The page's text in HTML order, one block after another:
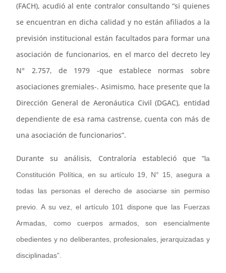
(FACH), acudió al ente contralor consultando “si quienes
se encuentran en dicha calidad y no están afiliados a la
previsión institucional están facultados para formar una
asociación de funcionarios, en el marco del decreto ley
N° 2.757, de 1979 -que establece normas sobre
asociaciones gremiales-. Asimismo, hace presente que la
Dirección General de Aeronáutica Civil (DGAC), entidad
dependiente de esa rama castrense, cuenta con más de
una asociación de funcionarios”.
Durante su análisis, Contraloría estableció que “la
Constitución Política, en su artículo 19, N° 15, asegura a
todas las personas el derecho de asociarse sin permiso
previo. A su vez, el artículo 101 dispone que las Fuerzas
Armadas, como cuerpos armados, son esencialmente
obedientes y no deliberantes, profesionales, jerarquizadas y
disciplinadas”.